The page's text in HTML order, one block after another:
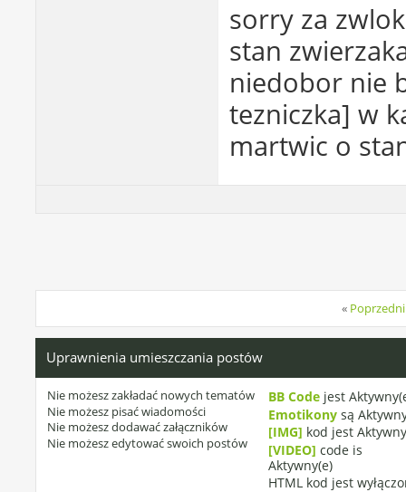
sorry za
stan
niedobor nie
tezniczka] w
martwic o
«
Uprawnienia umieszczania postów
Nie możeszzakładać nowych tematów
Nie możesz pisać wiadomości
Nie możeszdodawać załączników
Nie możeszedytować swoich postów
BB Codejest
Emotikonysą
[IMG] kod jest
[VIDEO] code is
Aktywny(e)
HTML kod jest